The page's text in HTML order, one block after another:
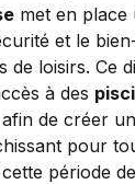
met en place
et le
de loisirs. Ce
à des
de créer
pour
période